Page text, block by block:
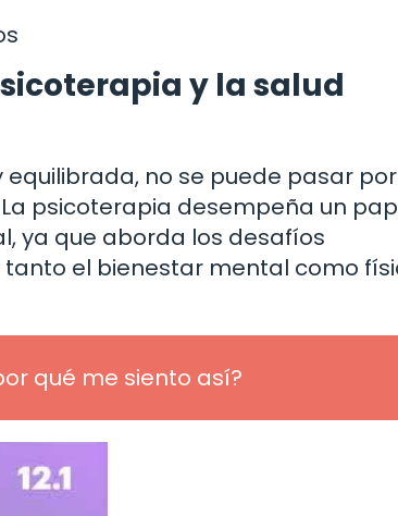
y la salud
no se puede pasar
psicoterapia desempeña un
ya que aborda los desafíos
el bienestar mental como
qué me siento así?